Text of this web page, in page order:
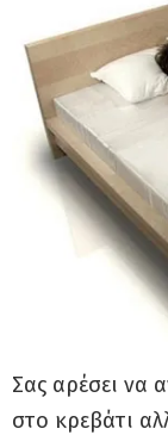
Σας αρέσει να
στο κρεβάτι